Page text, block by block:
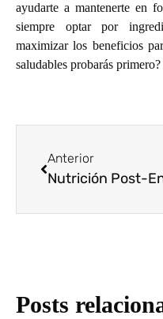
ayudarte a mantenerte en
siempre optar por
maximizar los beneficios
saludables probarás
Anterior
Posts